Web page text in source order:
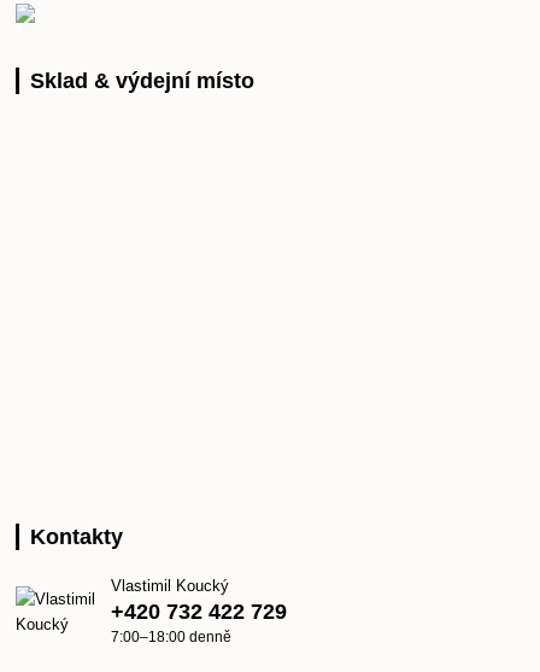
Sklad & výdejní místo
Kontakty
Vlastimil Koucký
+420 732 422 729
7:00–18:00 denně